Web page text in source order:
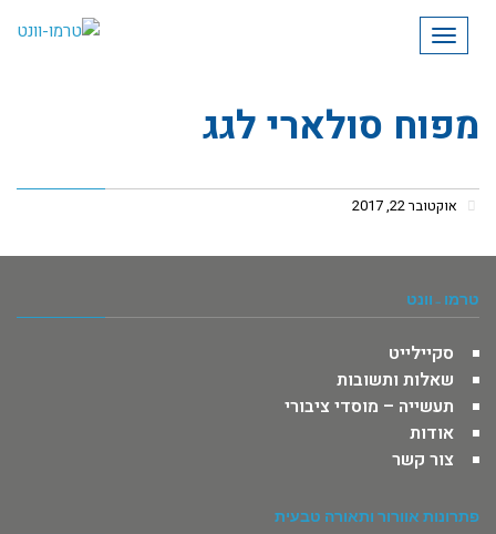
תפריט
​מפוח סולארי לגג
אוקטובר 22, 2017
טרמו -וונט
סקיילייט
שאלות ותשובות
תעשייה – מוסדי ציבורי
אודות
צור קשר
פתרונות אוורור ותאורה טבעית